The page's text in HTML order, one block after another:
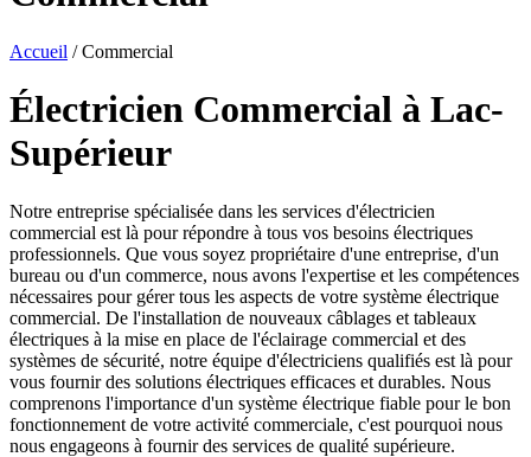
Accueil / Commercial
Électricien Commercial à Lac-
Supérieur
Notre entreprise spécialisée dans les services d'électricien
commercial est là pour répondre à tous vos besoins électriques
professionnels. Que vous soyez propriétaire d'une entreprise, d'un
bureau ou d'un commerce, nous avons l'expertise et les compétences
nécessaires pour gérer tous les aspects de votre système électrique
commercial. De l'installation de nouveaux câblages et tableaux
électriques à la mise en place de l'éclairage commercial et des
systèmes de sécurité, notre équipe d'électriciens qualifiés est là pour
vous fournir des solutions électriques efficaces et durables. Nous
comprenons l'importance d'un système électrique fiable pour le bon
fonctionnement de votre activité commerciale, c'est pourquoi nous
nous engageons à fournir des services de qualité supérieure.